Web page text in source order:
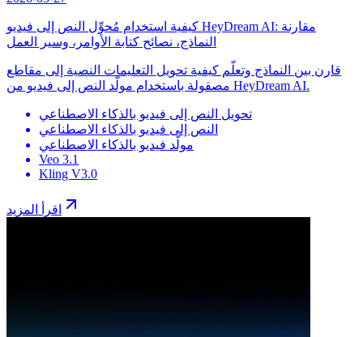
كيفية استخدام مُحوِّل النص إلى فيديو HeyDream AI: مقارنة
النماذج، نصائح كتابة الأوامر، وسير العمل
قارن بين النماذج وتعلّم كيفية تحويل التعليمات النصية إلى مقاطع
مصقولة باستخدام مولّد النص إلى فيديو من HeyDream AI.
تحويل النص إلى فيديو بالذكاء الاصطناعي
النص إلى فيديو بالذكاء الاصطناعي
مولّد فيديو بالذكاء الاصطناعي
Veo 3.1
Kling V3.0
اقرأ المزيد